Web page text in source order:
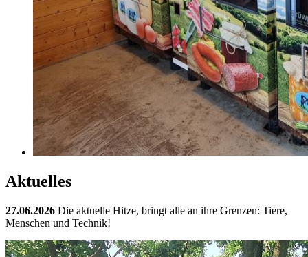
Aktuelles
27.06.2026 Die aktuelle Hitze, bringt alle an ihre Grenzen: Tiere,
Menschen und Technik!